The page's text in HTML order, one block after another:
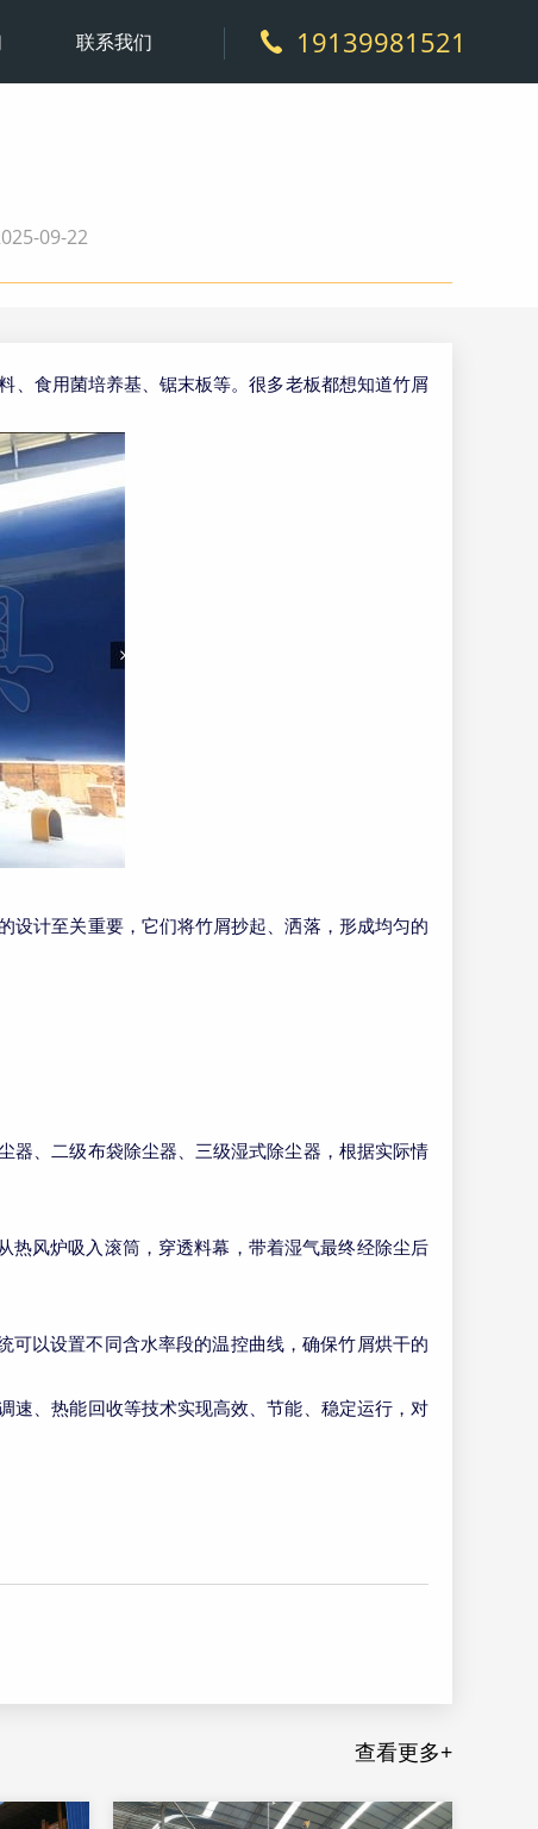
联系我们 19139981521
09-22
、食用菌培养基、锯末板等。很多老板都想知道竹屑
设计至关重要，它们将竹屑抄起、洒落，形成均匀的
器、二级布袋除尘器、三级湿式除尘器，根据实际情
热风炉吸入滚筒，穿透料幕，带着湿气最终经除尘后
可以设置不同含水率段的温控曲线，确保竹屑烘干的
速、热能回收等技术实现高效、节能、稳定运行，对
查看更多+